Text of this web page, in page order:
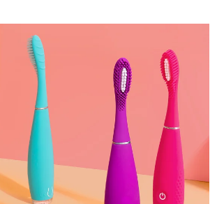
men, anti-aging massage
4 mini
young skin, T-zone
4 go
travel or gym bag
line smoothing device
部提拉护理
anti-aging skincare
设备
premium facelift devices
3 LED
infrared and red light therapy
3 mini
light therapy device for young skin
3 go
red light therapy
4 plus
hybrid silicone sonic toothbrush
4 smile
silicone sonic toothbrush
4 baby
ages 0-3
101
anti-aging
102
clinical anti-aging
201
mask
202
mask301
hair strengthening scalp massager
肌肤年轻化
501
Spectrum Red Light Therapy
预计送达日期8/12/26
8/12/26
预计送达日期 8/8/26
预计送达日期 8/12/26
预计送达日期 8/8/26
预计送达日期 8/9/26